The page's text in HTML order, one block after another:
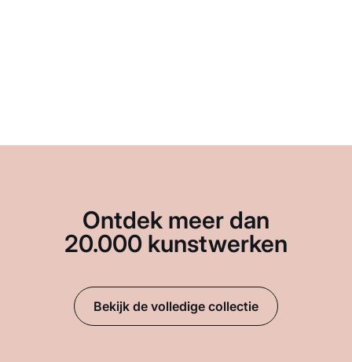
Ontdek meer dan
20.000 kunstwerken
Bekijk de volledige collectie